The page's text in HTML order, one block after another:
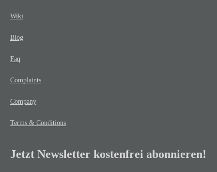
Wiki
Blog
Faq
Complaints
Company
Terms & Conditions
Jetzt Newsletter kostenfrei abonnieren!